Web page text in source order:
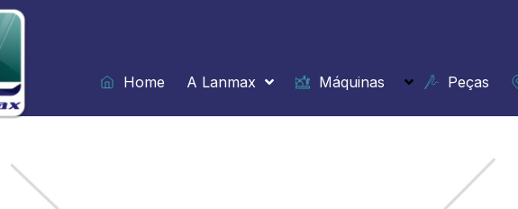
Ir
para
o
conteúdo
Home
A Lanmax Máquinas Peças